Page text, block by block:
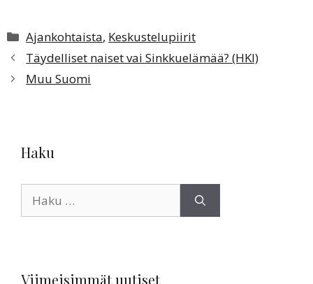
Kategoriat
Ajankohtaista, Keskustelupiirit
Täydelliset naiset vai Sinkkuelämää? (HKI)
Muu Suomi
Haku
Viimeisimmät uutiset